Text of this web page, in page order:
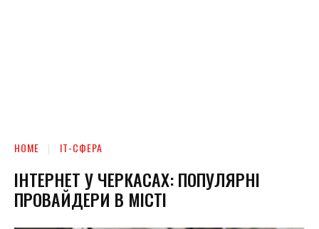
HOME ІТ-СФЕРА
ІНТЕРНЕТ У ЧЕРКАСАХ: ПОПУЛЯРНІ
ПРОВАЙДЕРИ В МІСТІ